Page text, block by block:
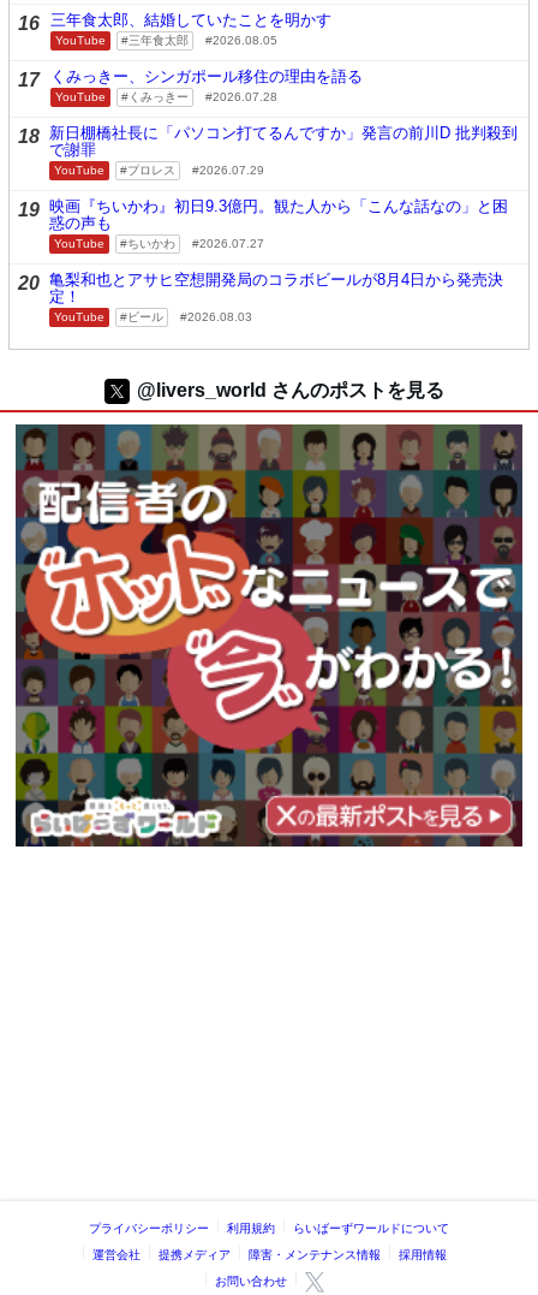
16 三年食太郎、結婚していたことを明かす
YouTube 三年食太郎 2026.08.05
17 くみっきー、シンガポール移住の理由を語る
YouTube くみっきー 2026.07.28
18 新日棚橋社長に「パソコン打てるんですか」発言の前川D 批判殺到
で謝罪
YouTube プロレス 2026.07.29
19 映画『ちいかわ』初日9.3億円。観た人から「こんな話なの」と困
惑の声も
YouTube ちいかわ 2026.07.27
20 亀梨和也とアサヒ空想開発局のコラボビールが8月4日から発売決
定！
YouTube ビール 2026.08.03
@livers_world さんのポストを見る
プライバシーポリシー 利用規約 らいばーずワールドについて
運営会社 提携メディア 障害・メンテナンス情報 採用情報
お問い合わせ